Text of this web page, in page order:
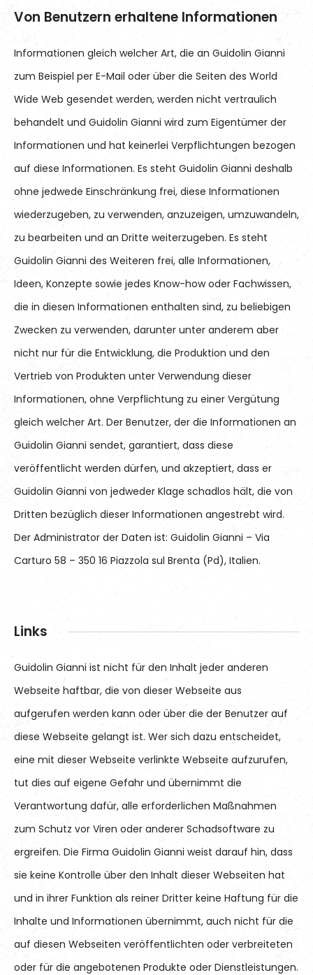
Von Benutzern erhaltene Informationen
Informationen gleich welcher Art, die an Guidolin Gianni
zum Beispiel per E-Mail oder über die Seiten des World
Wide Web gesendet werden, werden nicht vertraulich
behandelt und Guidolin Gianni wird zum Eigentümer der
Informationen und hat keinerlei Verpflichtungen bezogen
auf diese Informationen. Es steht Guidolin Gianni deshalb
ohne jedwede Einschränkung frei, diese Informationen
wiederzugeben, zu verwenden, anzuzeigen, umzuwandeln,
zu bearbeiten und an Dritte weiterzugeben. Es steht
Guidolin Gianni des Weiteren frei, alle Informationen,
Ideen, Konzepte sowie jedes Know-how oder Fachwissen,
die in diesen Informationen enthalten sind, zu beliebigen
Zwecken zu verwenden, darunter unter anderem aber
nicht nur für die Entwicklung, die Produktion und den
Vertrieb von Produkten unter Verwendung dieser
Informationen, ohne Verpflichtung zu einer Vergütung
gleich welcher Art. Der Benutzer, der die Informationen an
Guidolin Gianni sendet, garantiert, dass diese
veröffentlicht werden dürfen, und akzeptiert, dass er
Guidolin Gianni von jedweder Klage schadlos hält, die von
Dritten bezüglich dieser Informationen angestrebt wird.
Der Administrator der Daten ist: Guidolin Gianni – Via
Carturo 58 – 350 16 Piazzola sul Brenta (Pd), Italien.
Links
Guidolin Gianni ist nicht für den Inhalt jeder anderen
Webseite haftbar, die von dieser Webseite aus
aufgerufen werden kann oder über die der Benutzer auf
diese Webseite gelangt ist. Wer sich dazu entscheidet,
eine mit dieser Webseite verlinkte Webseite aufzurufen,
tut dies auf eigene Gefahr und übernimmt die
Verantwortung dafür, alle erforderlichen Maßnahmen
zum Schutz vor Viren oder anderer Schadsoftware zu
ergreifen. Die Firma Guidolin Gianni weist darauf hin, dass
sie keine Kontrolle über den Inhalt dieser Webseiten hat
und in ihrer Funktion als reiner Dritter keine Haftung für die
Inhalte und Informationen übernimmt, auch nicht für die
auf diesen Webseiten veröffentlichten oder verbreiteten
oder für die angebotenen Produkte oder Dienstleistungen.